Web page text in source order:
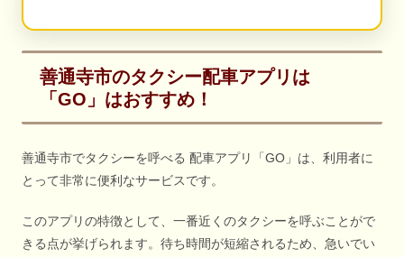
善通寺市のタクシー配車アプリは
「GO」はおすすめ！
善通寺市でタクシーを呼べる 配車アプリ「GO」は、利用者に
とって非常に便利なサービスです。
このアプリの特徴として、一番近くのタクシーを呼ぶことがで
きる点が挙げられます。待ち時間が短縮されるため、急いでい